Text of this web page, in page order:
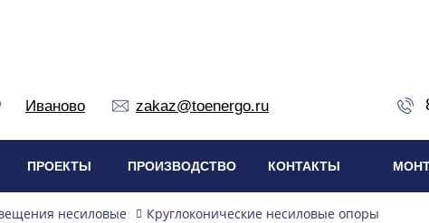
Иваново zakaz@toenergo.ru
ПРОЕКТЫ ПРОИЗВОДСТВО КОНТАКТЫ
несиловые Круглоконические несиловые опоры